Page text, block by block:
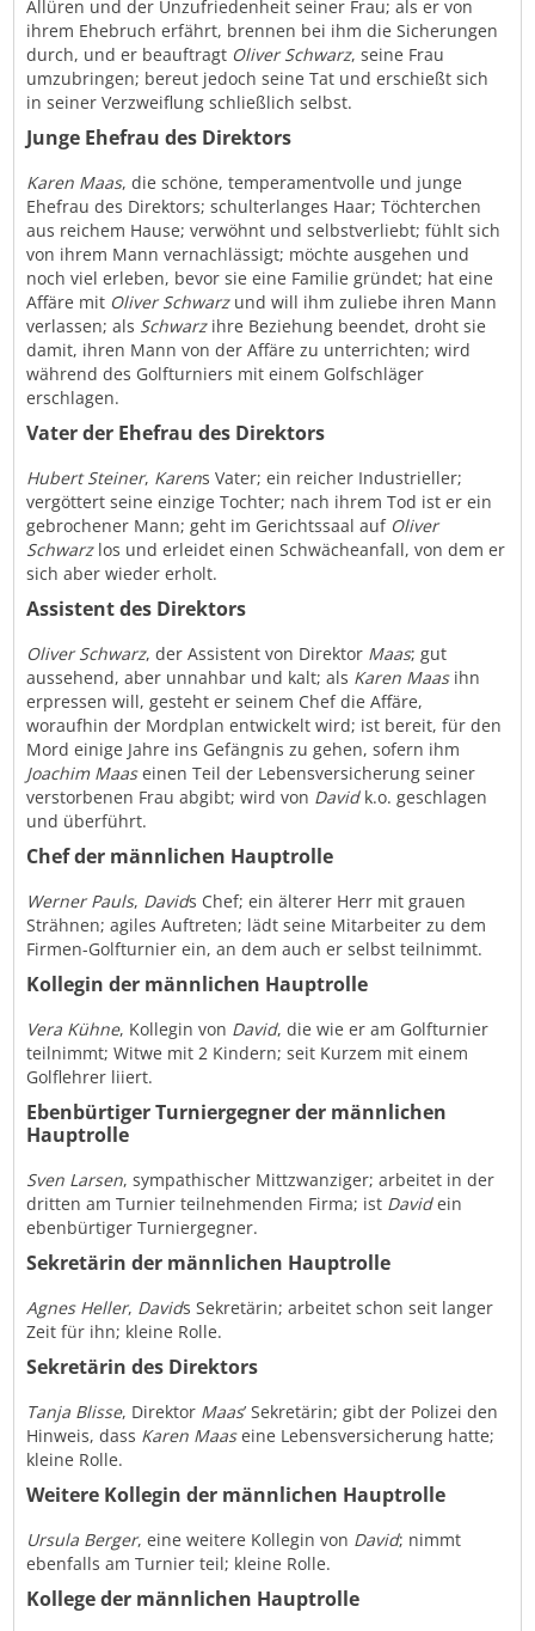
Allüren und der Unzufriedenheit seiner Frau; als er von
ihrem Ehebruch erfährt, brennen bei ihm die Sicherungen
durch, und er beauftragt Oliver Schwarz, seine Frau
umzubringen; bereut jedoch seine Tat und erschießt sich
in seiner Verzweiflung schließlich selbst.
Junge Ehefrau des Direktors
Karen Maas, die schöne, temperamentvolle und junge
Ehefrau des Direktors; schulterlanges Haar; Töchterchen
aus reichem Hause; verwöhnt und selbstverliebt; fühlt sich
von ihrem Mann vernachlässigt; möchte ausgehen und
noch viel erleben, bevor sie eine Familie gründet; hat eine
Affäre mit Oliver Schwarzund will ihm zuliebe ihren Mann
verlassen; als Schwarzihre Beziehung beendet, droht sie
damit, ihren Mann von der Affäre zu unterrichten; wird
während des Golfturniers mit einem Golfschläger
erschlagen.
Vater der Ehefrau des Direktors
Hubert Steiner, Karens Vater; ein reicher Industrieller;
vergöttert seine einzige Tochter; nach ihrem Tod ist er ein
gebrochener Mann; geht im Gerichtssaal auf Oliver
Schwarzlos und erleidet einen Schwächeanfall, von dem er
sich aber wieder erholt.
Assistent des Direktors
Oliver Schwarz, der Assistent von Direktor Maas; gut
aussehend, aber unnahbar und kalt; als Karen Maasihn
erpressen will, gesteht er seinem Chef die Affäre,
woraufhin der Mordplan entwickelt wird; ist bereit, für den
Mord einige Jahre ins Gefängnis zu gehen, sofern ihm
Joachim Maaseinen Teil der Lebensversicherung seiner
verstorbenen Frau abgibt; wird von Davidk.o. geschlagen
und überführt.
Chef der männlichen Hauptrolle
Werner Pauls, Davids Chef; ein älterer Herr mit grauen
Strähnen; agiles Auftreten; lädt seine Mitarbeiter zu dem
Firmen-Golfturnier ein, an dem auch er selbst teilnimmt.
Kollegin der männlichen Hauptrolle
Vera Kühne, Kollegin von David, die wie er am Golfturnier
teilnimmt; Witwe mit 2 Kindern; seit Kurzem mit einem
Golflehrer liiert.
Ebenbürtiger Turniergegner der männlichen
Hauptrolle
Sven Larsen, sympathischer Mittzwanziger; arbeitet in der
dritten am Turnier teilnehmenden Firma; ist Davidein
ebenbürtiger Turniergegner.
Sekretärin der männlichen Hauptrolle
Agnes Heller, Davids Sekretärin; arbeitet schon seit langer
Zeit für ihn; kleine Rolle.
Sekretärin des Direktors
Tanja Blisse, Direktor Maas’ Sekretärin; gibt der Polizei den
Hinweis, dass Karen Maaseine Lebensversicherung hatte;
kleine Rolle.
Weitere Kollegin der männlichen Hauptrolle
Ursula Berger, eine weitere Kollegin von David; nimmt
ebenfalls am Turnier teil; kleine Rolle.
Kollege der männlichen Hauptrolle